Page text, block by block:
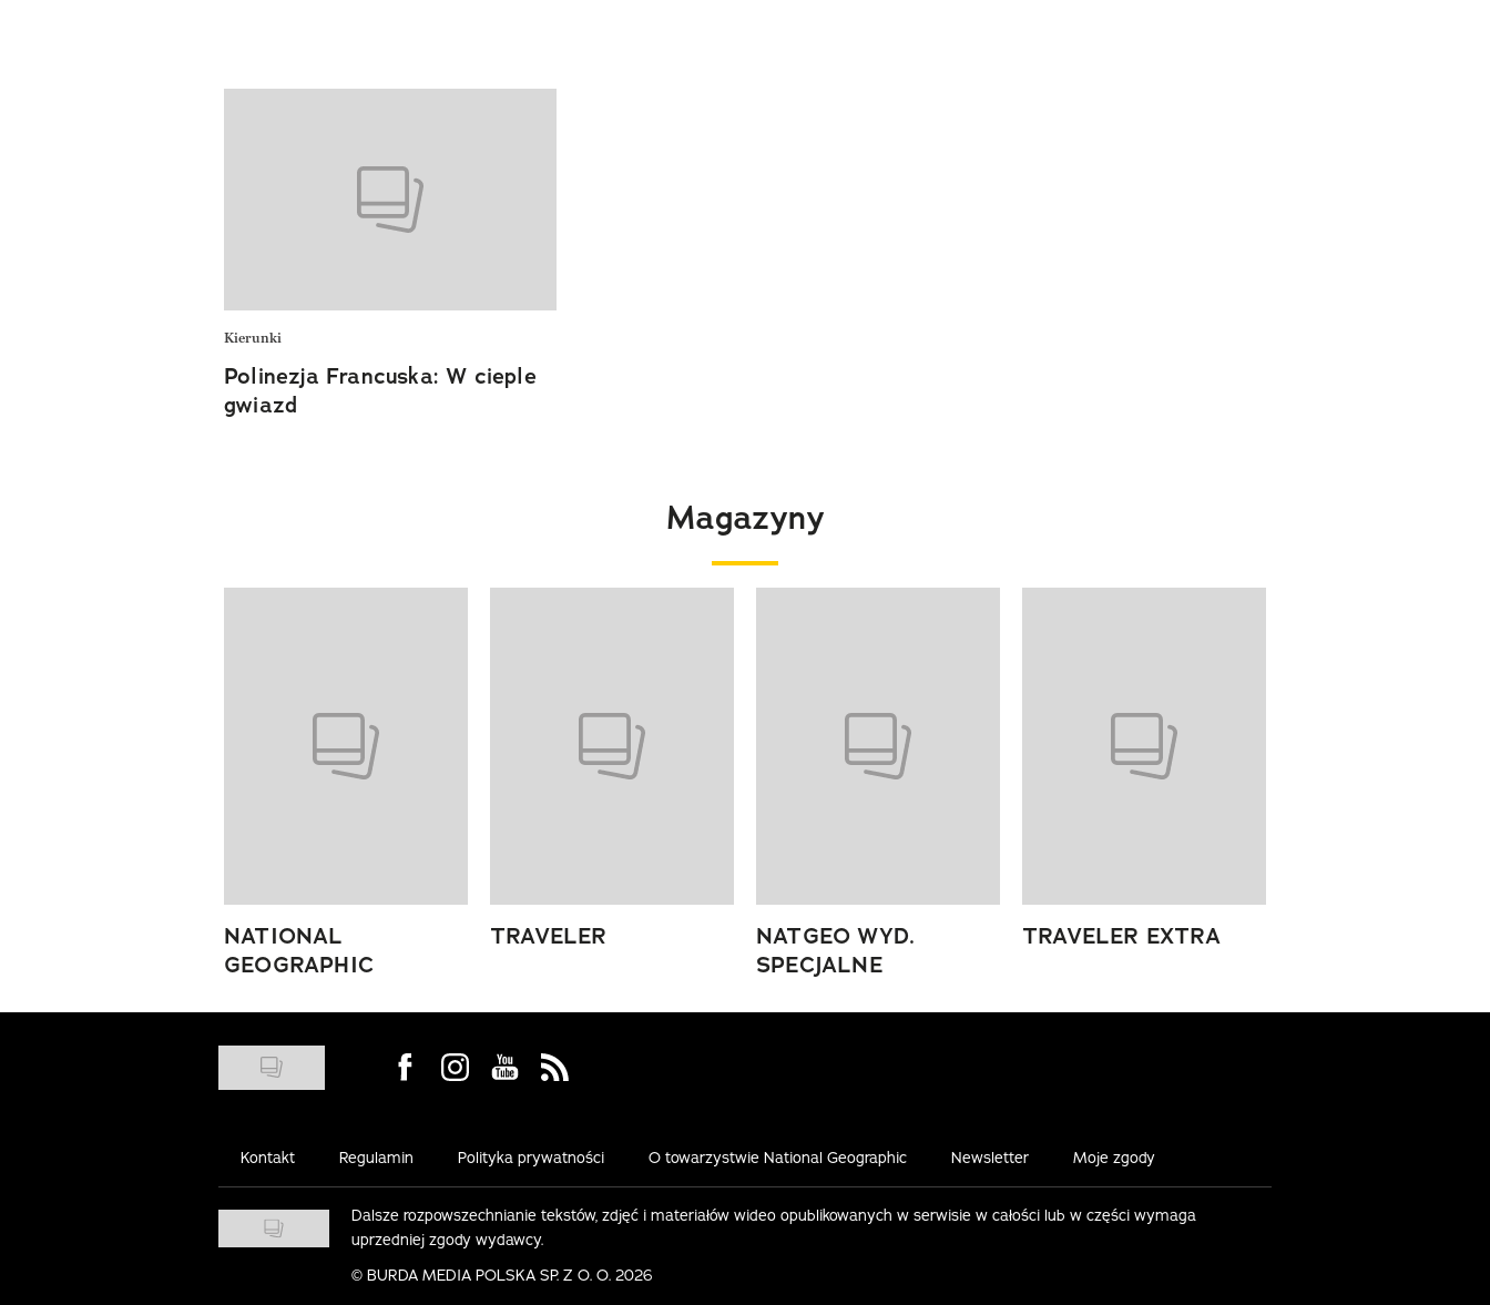
Kierunki
Polinezja Francuska: W cieple
gwiazd
Magazyny
NATIONAL
GEOGRAPHIC
TRAVELER
NATGEO WYD.
SPECJALNE
TRAVELER EXTRA
Visit us on Facebook
Visit us on Instagram
Visit us on Youtube
Visit us on Rss
Kontakt Regulamin Polityka prywatności O towarzystwie National Geographic Newsletter Moje zgody
Dalsze rozpowszechnianie tekstów, zdjęć i materiałów wideo opublikowanych w serwisie w całości lub w części wymaga
uprzedniej zgody wydawcy.
© BURDA MEDIA POLSKA SP. Z O. O. 2026